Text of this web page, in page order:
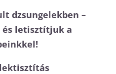
dzsungelekben –
és letisztítjuk a